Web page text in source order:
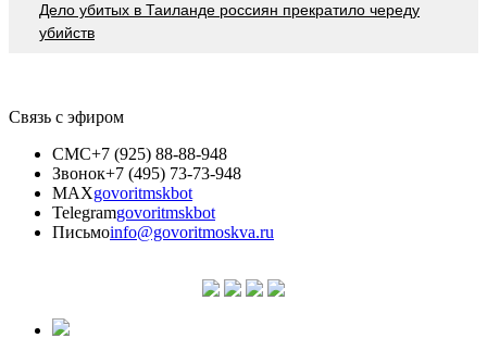
Дело убитых в Таиланде россиян прекратило череду
убийств
Связь с эфиром
СМС+7 (925) 88-88-948
Звонок+7 (495) 73-73-948
MAXgovoritmskbot
Telegramgovoritmskbot
Письмоinfo@govoritmoskva.ru